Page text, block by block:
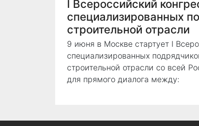
I Всероссийский
специализированных
строительной отрасли
9 июня в Москве стартует I
специализированных
строительной отрасли со всей
для прямого диалога между: